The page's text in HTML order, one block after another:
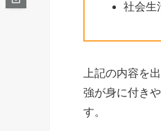
社会生
上記の内容を
強が身に付き
す。